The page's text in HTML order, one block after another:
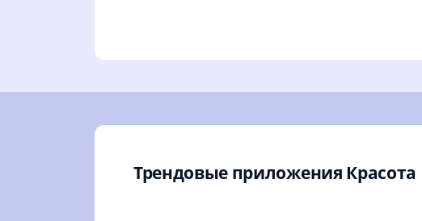
Трендовые приложения Красота